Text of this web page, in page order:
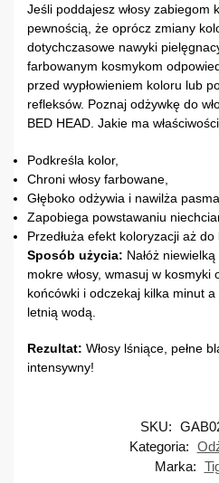
Jeśli poddajesz włosy zabiegom
pewnością, że oprócz zmiany
dotychczasowe nawyki
farbowanym kosmykom
przed wypłowieniem koloru lub
refleksów. Poznaj odżywkę do
BED HEAD. Jakie ma
Podkreśla kolor,
Chroni włosy farbowane,
Głęboko odżywia i nawilża pasma,
Zapobiega powstawaniu
Przedłuża efekt koloryzacji aż
Sposób użycia: Nałóż
mokre włosy, wmasuj w kosmyki
końcówki i odczekaj kilka minut a
letnią wodą.
Rezultat: Włosy lśniące, pełne
intensywny!
SKU:
Kategoria:
Marka: